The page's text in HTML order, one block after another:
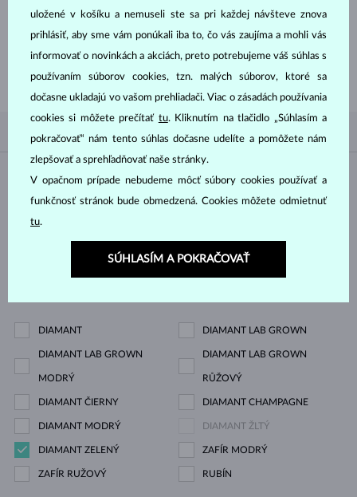
PREČÍTAŤ
PODĽA OBĽÚBENOSTI FILTROVANIE
Materiál
BIELE ZLATO
DIAMANT DIAMANT LAB GROWN
DIAMANT LAB GROWN
MODRÝ
DIAMANT LAB GROWN
RŮŽOVÝ
DIAMANT ČIERNY DIAMANT CHAMPAGNE
DIAMANT MODRÝ DIAMANT ŽLTÝ
DIAMANT ZELENÝ ZAFÍR MODRÝ
ZAFÍR RUŽOVÝ RUBÍN
uložené v košíku a nemuseli ste sa pri každej návšteve znova
prihlásiť, aby sme vám ponúkali iba to, čo vás zaujíma a mohli vás
informovať o novinkách a akciách, preto potrebujeme váš súhlas s
používaním súborov cookies, tzn. malých súborov, ktoré sa
dočasne ukladajú vo vašom prehliadači. Viac o zásadách používania
cookies si môžete prečítať tu. Kliknutím na tlačidlo „Súhlasím a
pokračovať“ nám tento súhlas dočasne udelíte a pomôžete nám
zlepšovať a sprehľadňovať naše stránky.
V opačnom prípade nebudeme môcť súbory cookies používať a
funkčnosť stránok bude obmedzená. Cookies môžete odmietnuť
tu.
SÚHLASÍM A POKRAČOVAŤ